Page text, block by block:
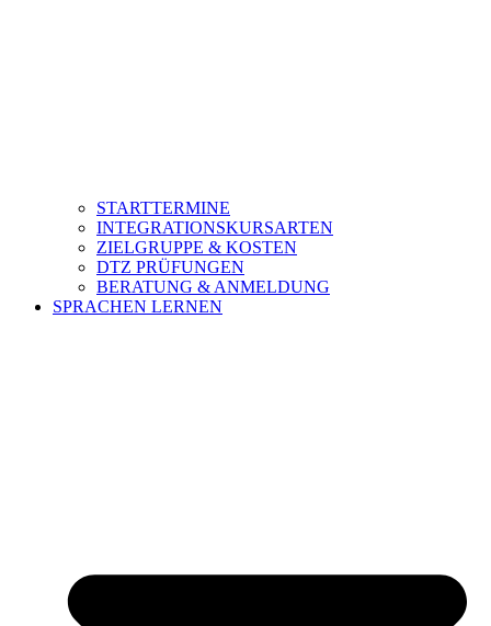
STARTTERMINE
INTEGRATIONSKURSARTEN
ZIELGRUPPE & KOSTEN
DTZ PRÜFUNGEN
BERATUNG & ANMELDUNG
SPRACHEN LERNEN